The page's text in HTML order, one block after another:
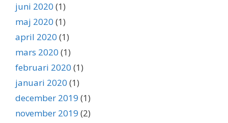
juni 2020 (1)
maj 2020 (1)
april 2020 (1)
mars 2020 (1)
februari 2020 (1)
januari 2020 (1)
december 2019 (1)
november 2019 (2)